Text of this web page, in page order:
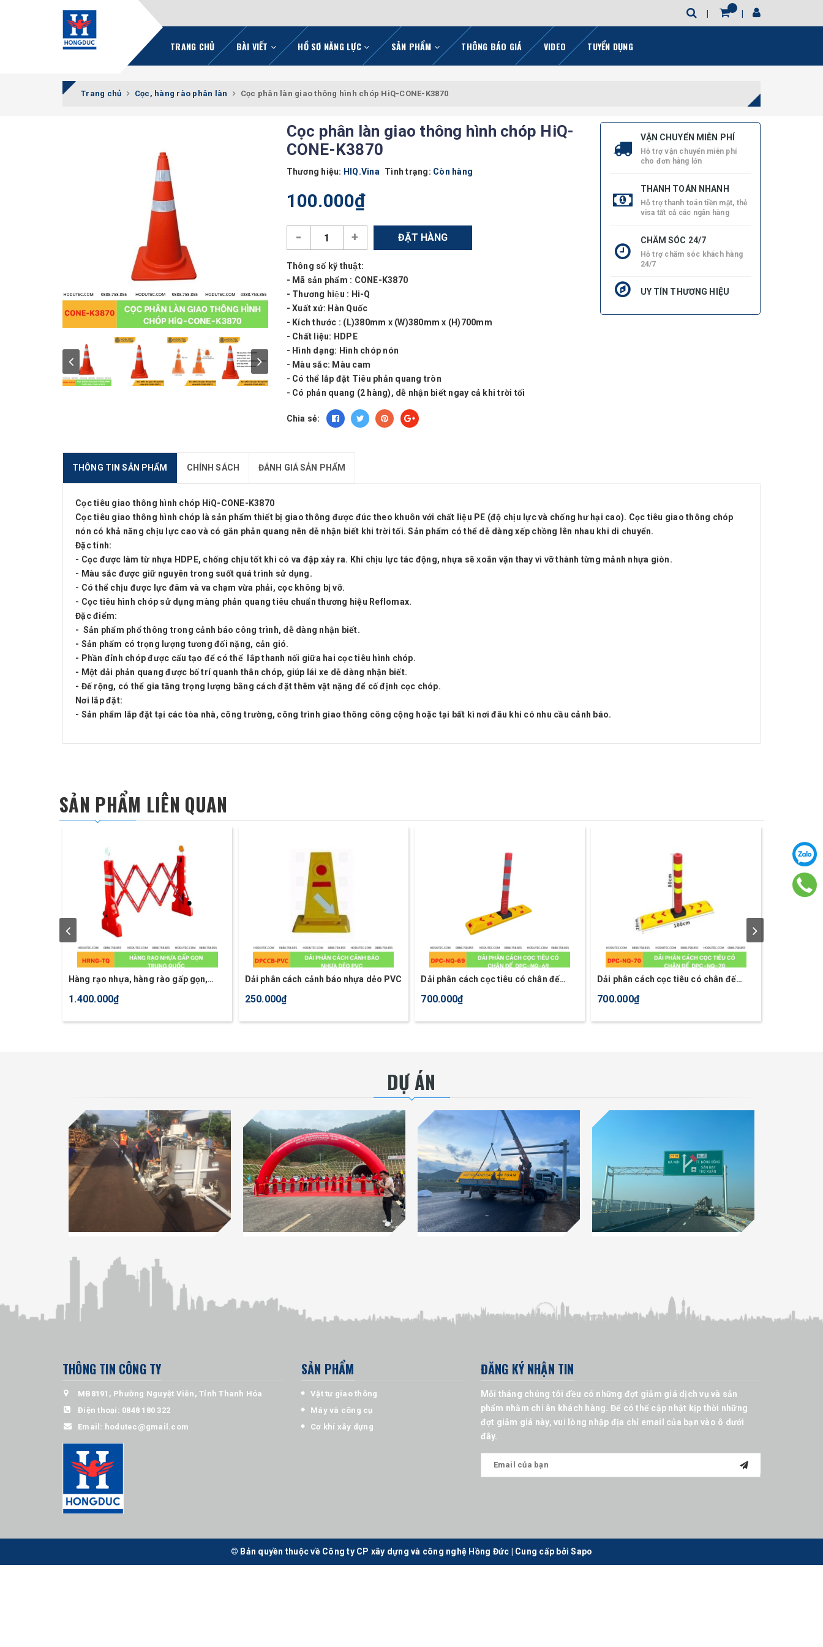
TRANG CHỦ BÀI VIẾT HỒ SƠ NĂNG LỰC SẢN PHẨM THÔNG BÁO GIÁ VIDEO TUYỂN DỤNG
Trang chủ Cọc, hàng rào phân làn Cọc phân làn giao thông hình chóp HiQ-CONE-K3870
Cọc phân làn giao thông hình chóp HiQ-
CONE-K3870
Thương hiệu: HIQ.Vina Tình trạng: Còn hàng
100.000₫
- + ĐẶT HÀNG
Thông số kỹ thuật:
- Mã sản phẩm : CONE-K3870
- Thương hiệu : Hi-Q
- Xuất xứ: Hàn Quốc
- Kích thước : (L)380mm x (W)380mm x (H)700mm
- Chất liệu: HDPE
- Hình dạng: Hình chóp nón
- Màu sắc: Màu cam
- Có thể lắp đặt Tiêu phản quang tròn
- Có phản quang (2 hàng), dễ nhận biết ngay cả khi trời tối
Chia sẻ:
VẬN CHUYỂN MIỄN PHÍ
Hỗ trợ vận chuyển miễn phí
cho đơn hàng lớn
THANH TOÁN NHANH
Hỗ trợ thanh toán tiền mặt, thẻ
visa tất cả các ngân hàng
CHĂM SÓC 24/7
Hỗ trợ chăm sóc khách hàng
24/7
UY TÍN THƯƠNG HIỆU
THÔNG TIN SẢN PHẨM CHÍNH SÁCH ĐÁNH GIÁ SẢN PHẨM
Cọc tiêu giao thông hình chóp HiQ-CONE-K3870
Cọc tiêu giao thông hình chóp là sản phẩm thiết bị giao thông được đúc theo khuôn với chất liệu PE (độ chịu lực và chống hư hại cao). Cọc tiêu giao thông chóp
nón có khả năng chịu lực cao và có gắn phản quang nên dễ nhận biết khi trời tối. Sản phẩm có thể dễ dàng xếp chồng lên nhau khi di chuyển.
Đặc tính:
- Cọc được làm từ nhựa HDPE, chống chịu tốt khi có va đập xảy ra. Khi chịu lực tác động, nhựa sẽ xoắn vặn thay vì vỡ thành từng mảnh nhựa giòn.
- Màu sắc được giữ nguyên trong suốt quá trình sử dụng.
- Có thể chịu được lực đâm và va chạm vừa phải, cọc không bị vỡ.
- Cọc tiêu hình chóp sử dụng màng phản quang tiêu chuẩn thương hiệu Reflomax.
Đặc điểm:
- Sản phẩm phổ thông trong cảnh báo công trình, dễ dàng nhận biết.
- Sản phẩm có trọng lượng tương đối nặng, cản gió.
- Phần đỉnh chóp được cấu tạo để có thể lắp thanh nối giữa hai cọc tiêu hình chóp.
- Một dải phản quang được bố trí quanh thân chóp, giúp lái xe dễ dàng nhận biết.
- Đế rộng, có thể gia tăng trọng lượng bằng cách đặt thêm vật nặng để cố định cọc chóp.
Nơi lắp đặt:
- Sản phẩm lắp đặt tại các tòa nhà, công trường, công trình giao thông công cộng hoặc tại bất kì nơi đâu khi có nhu cầu cảnh báo.
SẢN PHẨM LIÊN QUAN
Hàng rạo nhựa, hàng rào gấp gọn,
1.400.000₫
Dải phân cách cảnh báo nhựa dẻo PVC
250.000₫
Dải phân cách cọc tiêu có chân đế
700.000₫
Dải phân cách cọc tiêu có chân đế
700.000₫
DỰ ÁN
THÔNG TIN CÔNG TY
MB8191, Phường Nguyệt Viên, Tỉnh Thanh Hóa
Điện thoại: 0848 180 322
Email: hodutec@gmail.com
SẢN PHẨM
Vật tư giao thông
Máy và công cụ
Cơ khí xây dựng
ĐĂNG KÝ NHẬN TIN
Mỗi tháng chúng tôi đều có những đợt giảm giá dịch vụ và sản
phẩm nhằm chi ân khách hàng. Để có thể cập nhật kịp thời những
đợt giảm giá này, vui lòng nhập địa chỉ email của bạn vào ô dưới
đây.
© Bản quyền thuộc về Công ty CP xây dựng và công nghệ Hồng Đức Cung cấp bởiSapo